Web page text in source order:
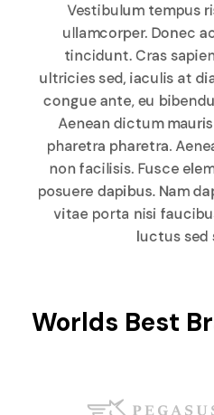
Vestibulum tempus
ullamcorper. Donec
tincidunt. Cras
ultricies sed, iaculis at
congue ante, eu
Aenean dictum
pharetra pharetra.
non facilisis. Fusce
posuere dapibus. Nam
vitae porta nisi
luctus sed
Worlds Best